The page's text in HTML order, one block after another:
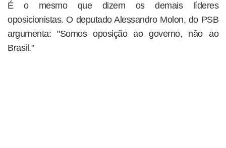
É o mesmo que dizem os demais líderes
oposicionistas. O deputado Alessandro Molon, do PSB
argumenta: "Somos oposição ao governo, não ao
Brasil."